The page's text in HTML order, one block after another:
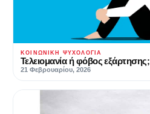
ΚΟΙΝΩΝΙΚΉ ΨΥΧΟΛΟΓΊΑ
Τελειομανία ή φόβος εξάρτησης;
21 Φεβρουαρίου, 2026